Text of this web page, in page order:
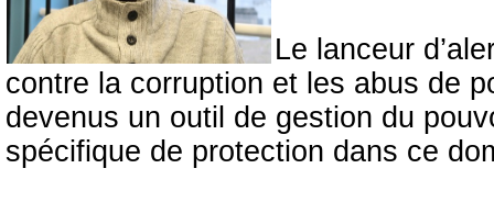
Le lanceur
contre la corruption et les abus de
devenus un outil de gestion du
spécifique de protection dans ce